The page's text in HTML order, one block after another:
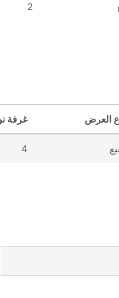
2
العرض غرفة
4